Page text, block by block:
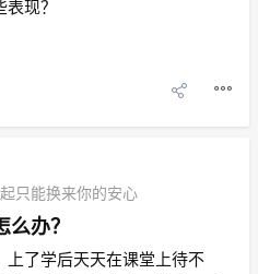
现？
只能换来你的安心
办？
了学后天天在课堂上待不